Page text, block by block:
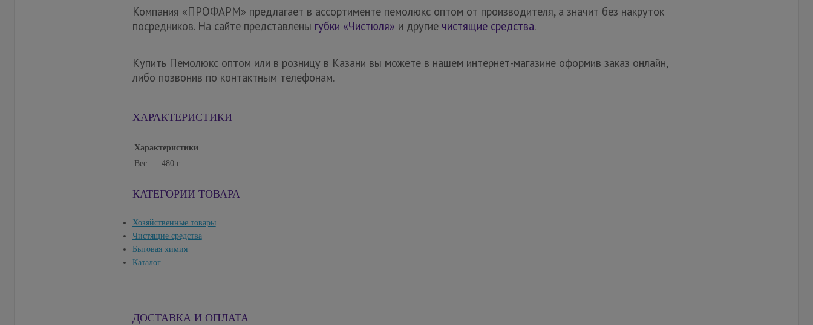
Компания «ПРОФАРМ» предлагает в ассортименте пемолюкс оптом от производителя, а значит без накруток
посредников. На сайте представлены губки «Чистюля» и другие чистящие средства.
Купить Пемолюкс оптом или в розницу в Казани вы можете в нашем интернет-магазине оформив заказ онлайн,
либо позвонив по контактным телефонам.
ХАРАКТЕРИСТИКИ
Характеристики
Вес
480 г
КАТЕГОРИИ ТОВАРА
Хозяйственные товары
Чистящие средства
Бытовая химия
Каталог
ДОСТАВКА И ОПЛАТА